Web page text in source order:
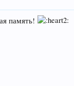
память!